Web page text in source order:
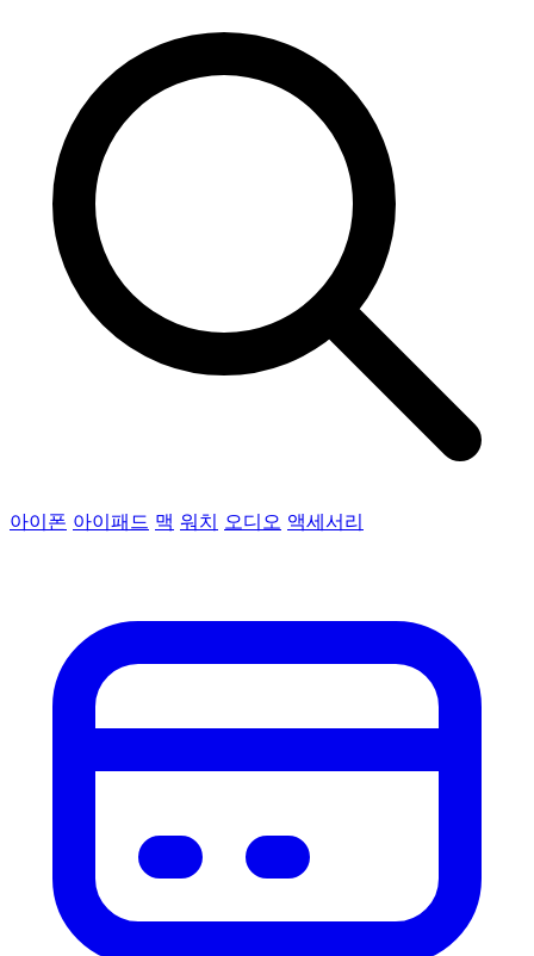
아이폰 아이패드 맥 워치 오디오 액세서리